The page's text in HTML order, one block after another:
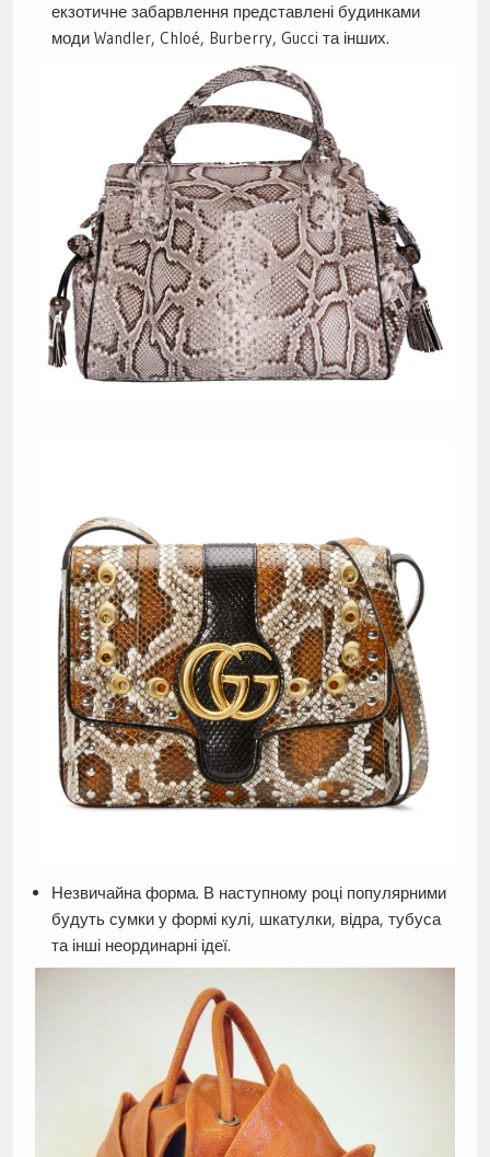
екзотичне забарвлення представлені будинками
моди Wandler, Chloé, Burberry, Gucci та інших.
Незвичайна форма. В наступному році популярними
будуть сумки у формі кулі, шкатулки, відра, тубуса
та інші неординарні ідеї.